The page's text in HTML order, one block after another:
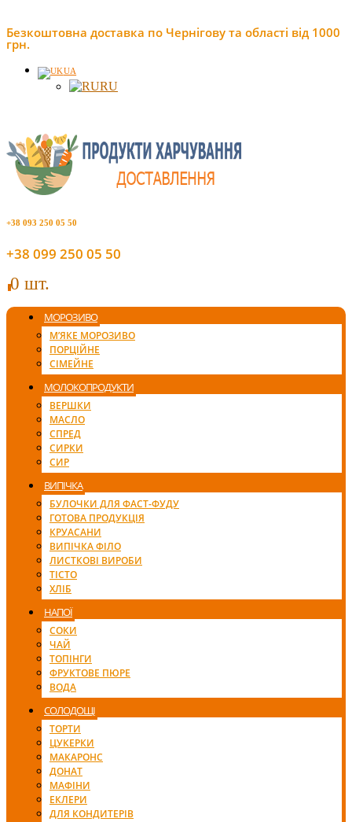
Безкоштовна доставка по Чернігову та області від 1000
грн.
UA
RU
+38 093 250 05 50
+38 099 250 05 50
00 шт.
МОРОЗИВО
М’ЯКЕ МОРОЗИВО
ПОРЦІЙНЕ
СІМЕЙНЕ
МОЛОКОПРОДУКТИ
ВЕРШКИ
МАСЛО
СПРЕД
СИРКИ
СИР
ВИПІЧКА
БУЛОЧКИ ДЛЯ ФАСТ-ФУДУ
ГОТОВА ПРОДУКЦІЯ
КРУАСАНИ
ВИПІЧКА ФІЛО
ЛИСТКОВІ ВИРОБИ
ТІСТО
ХЛІБ
НАПОЇ
СОКИ
ЧАЙ
ТОПІНГИ
ФРУКТОВЕ ПЮРЕ
ВОДА
СОЛОДОЩІ
ТОРТИ
ЦУКЕРКИ
МАКАРОНС
ДОНАТ
МАФІНИ
ЕКЛЕРИ
ДЛЯ КОНДИТЕРІВ